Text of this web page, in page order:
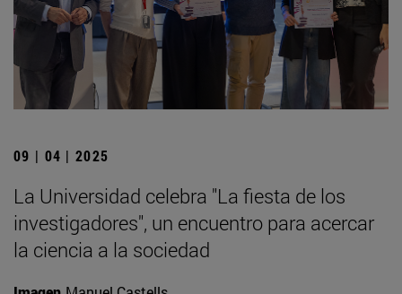
09 | 04 | 2025
La Universidad celebra "La fiesta de los
investigadores", un encuentro para acercar
la ciencia a la sociedad